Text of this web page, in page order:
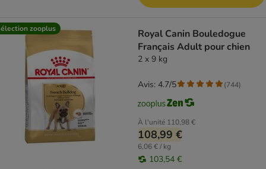
zooplus
Royal Canin Bouledogue
Français Adult pour chien
2 x 9 kg
À l'unité 110,98 €
108,99 €
6,06 € / kg
103,54 €
Avis: 4.7/5 (744)